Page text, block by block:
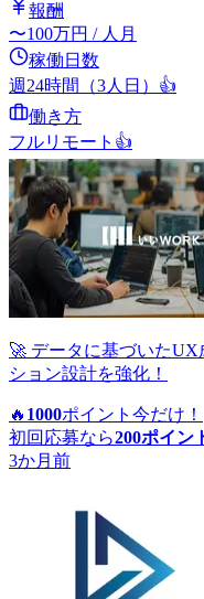
報酬
〜100万円 / 人月
稼働日数
週24時間（3人日） 👍
働き方
フルリモート 👍
🚀 データに基づいた
ション設計を強化！
🔥 1000ポイント 今だけ！
初回応募なら200ポイン
3か月前